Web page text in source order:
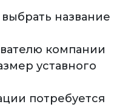
название
компании
уставного
потребуется